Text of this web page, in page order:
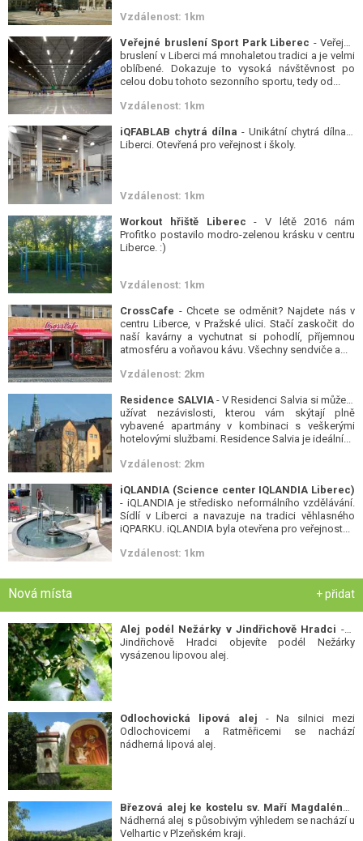
Vzdálenost: 1km
Veřejné bruslení Sport Park Liberec - Veřejné
bruslení v Liberci má mnohaletou tradici a je velmi
oblíbené. Dokazuje to vysoká návštěvnost po
celou dobu tohoto sezonního sportu, tedy od...
Vzdálenost: 1km
iQFABLAB chytrá dílna - Unikátní chytrá dílna v
Liberci. Otevřená pro veřejnost i školy.
Vzdálenost: 1km
Workout hřiště Liberec - V létě 2016 nám
Profitko postavilo modro-zelenou krásku v centru
Liberce. :)
Vzdálenost: 1km
CrossCafe - Chcete se odměnit? Najdete nás v
centru Liberce, v Pražské ulici. Stačí zaskočit do
naší kavárny a vychutnat si pohodlí, příjemnou
atmosféru a voňavou kávu. Všechny sendviče a...
Vzdálenost: 2km
Residence SALVIA- V Residenci Salvia si můžete
užívat nezávislosti, kterou vám skýtají plně
vybavené apartmány v kombinaci s veškerými
hotelovými službami. Residence Salvia je ideální...
Vzdálenost: 2km
iQLANDIA (Science center IQLANDIA Liberec)
- iQLANDIA je středisko neformálního vzdělávání.
Sídlí v Liberci a navazuje na tradici věhlasného
iQPARKU. iQLANDIA byla otevřena pro veřejnost...
Vzdálenost: 1km
Nová místa + přidat
Alej podél Nežárky v Jindřichově Hradci - V
Jindřichově Hradci objevíte podél Nežárky
vysázenou lipovou alej.
Odlochovická lipová alej - Na silnici mezi
Odlochovicemi a Ratměřicemi se nachází
nádherná lipová alej.
Březová alej ke kostelu sv. Maří Magdalény-
Nádherná alej s působivým výhledem se nachází u
Velhartic v Plzeňském kraji.